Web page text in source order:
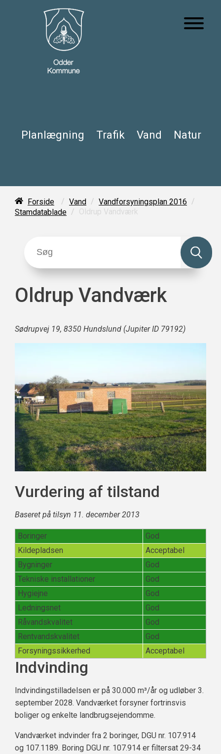
Planlægning Trafik Vand Natur
Forside / Vand / Vandforsyningsplan 2016 /
Stamdatablade / Oldrup Vandværk
Oldrup Vandværk
Sødrupvej 19, 8350 Hundslund (Jupiter ID 79192)
Vurdering af tilstand
Baseret på tilsyn 11. december 2013
Boringer
God
Kildepladsen
Acceptabel
Bygninger
God
Tekniske installationer
God
Hygiejne
God
Ledningsnet
God
Råvandskvalitet
God
Rentvandskvalitet
God
Forsyningssikkerhed
Acceptabel
Indvinding
Indvindingstilladelsen er på 30.000 m³/år og udløber 3.
september 2028. Vandværket forsyner fortrinsvis
boliger og enkelte landbrugsejendomme.
Vandværket indvinder fra 2 boringer, DGU nr. 107.914
og 107.1189. Boring DGU nr. 107.914 er filtersat 29-34